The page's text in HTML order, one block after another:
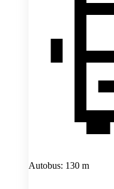
Autobus: 130 m